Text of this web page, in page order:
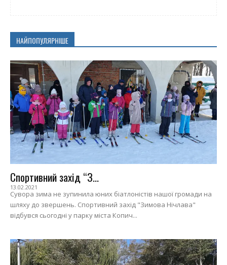
НАЙПОПУЛЯРНІШЕ
Спортивний захід “З...
13.02.2021
Сувора зима не зупинила юних біатлоністів нашої громади на
шляху до звершень. Спортивний захід "Зимова Нічлава"
відбувся сьогодні у парку міста Копич...